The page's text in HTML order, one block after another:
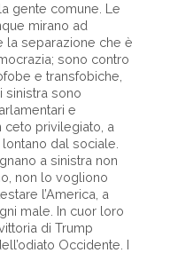
gente comune. Le
mirano ad
la separazione che è
sono contro
e transfobiche,
sinistra sono
e
ceto privilegiato, a
dal sociale.
a sinistra non
non lo vogliono
l’America, a
male. In cuor loro
di Trump
Occidente. I